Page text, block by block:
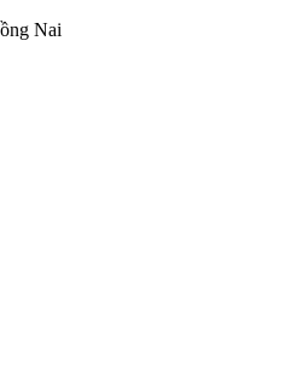
Nai